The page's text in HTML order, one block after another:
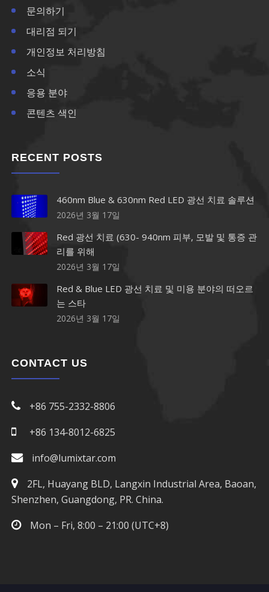
문의하기
대리점 되기
개인정보 처리방침
소식
응용 분야
콘텐츠 색인
RECENT POSTS
460nm Blue & 630nm Red LED 광선 치료 솔루션
2026년 3월 17일
Red 광선 치료 (630- 940nm 피부, 모발 및 통증 관
리를 위해
2026년 3월 17일
Red & Blue LED 광선 치료 및 미용 분야의 떠오르
는 스타
2026년 3월 17일
CONTACT US
+86 755-2332-8806
+86 134-8012-6825
info@lumixtar.com
2FL, Huayang BLD, Langxin Industrial Area, Baoan,
Shenzhen, Guangdong, PR. China.
Mon – Fri, 8:00 – 21:00 (UTC+8)